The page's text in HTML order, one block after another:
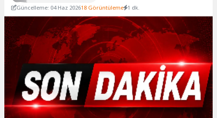
Güncelleme: 04 Haz 202618 Görüntüleme 1 dk.